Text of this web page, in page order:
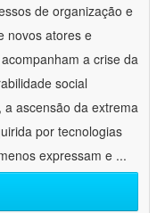
de organização e
novos atores e
a crise da
social
ascensão da extrema
por tecnologias
expressam e ...